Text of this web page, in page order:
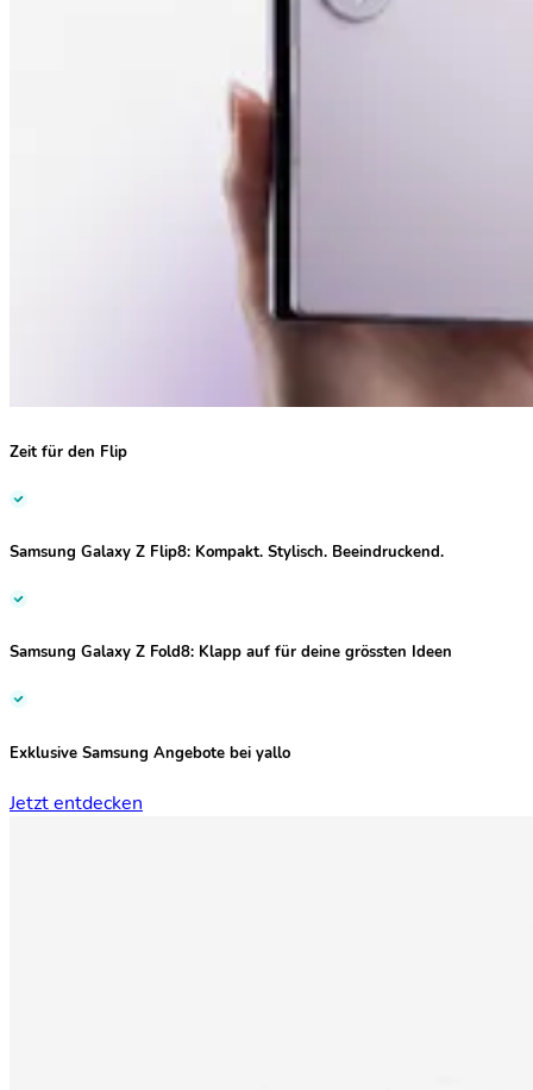
Zeit für den Flip
Samsung Galaxy Z Flip8: Kompakt. Stylisch. Beeindruckend.
Samsung Galaxy Z Fold8: Klapp auf für deine grössten Ideen
Exklusive Samsung Angebote bei yallo
Jetzt entdecken